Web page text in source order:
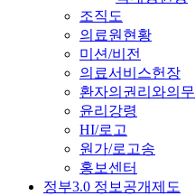
조직도
의료원현황
미션/비전
의료서비스헌장
환자의권리와의무
윤리강령
HI/로고
원가/로고송
홍보센터
정부3.0 정보공개제도